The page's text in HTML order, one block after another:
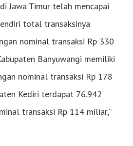
Jawa Timur telah mencapai
total transaksinya
nominal transaksi Rp 330
Banyuwangi memiliki
nominal transaksi Rp 178
Kediri terdapat 76.942
transaksi Rp 114 miliar,”